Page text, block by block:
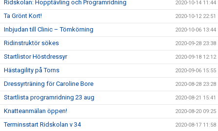
Ridskolan: Hopptävling och Programridning 2020-10-14 11:44
Ta Grönt Kort! 2020-10-12 22:51
Inbjudan till Clinic – Tömkörning 2020-10-06 13:44
Ridinstruktör sökes 2020-09-28 23:38
Startlistor Höstdressyr 2020-09-18 12:12
Hästagility på Torns 2020-09-06 15:55
Dressyrträning för Caroline Bore 2020-08-28 23:28
Startlista programridning 23 aug 2020-08-21 15:41
Knatteanmälan öppen! 2020-08-20 09:25
Terminsstart Ridskolan v 34 2020-08-17 11:58